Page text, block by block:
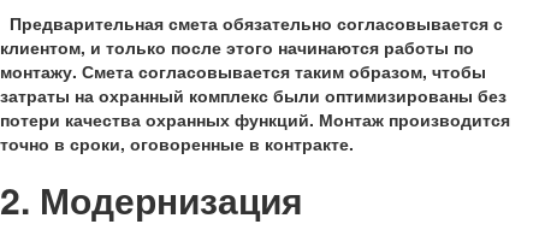
Предварительная смета обязательно согласовывается с
клиентом, и только после этого начинаются работы по
монтажу. Смета согласовывается таким образом, чтобы
затраты на охранный комплекс были оптимизированы без
потери качества охранных функций. Монтаж производится
точно в сроки, оговоренные в контракте.
2. Модернизация